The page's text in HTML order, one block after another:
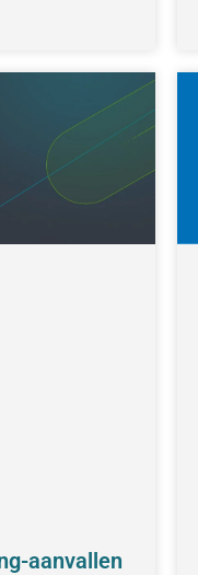
aanvallen